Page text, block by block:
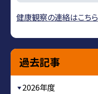
健康観察の連絡はこちら
過去記事
2026年度